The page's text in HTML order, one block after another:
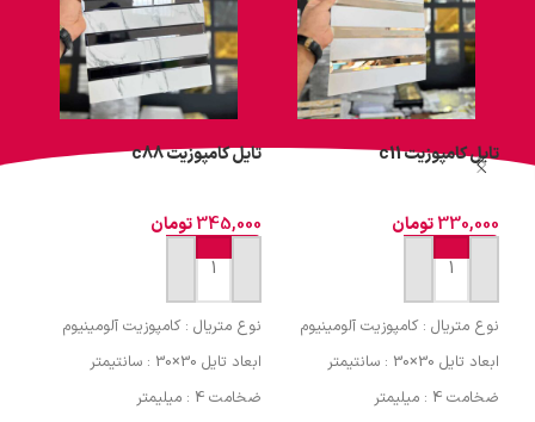
تایل کامپوزیت c11
330,000تومان
افزودن به سبد خرید
نوع متریال : کامپوزیت آلومینیوم
ابعاد تایل 30×30 : سانتیمتر
ضخامت 4 : میلیمتر
تایل کامپوزیت c88
345,000تومان
افزودن به سبد خرید
نوع متریال : کامپوزیت آلومینیوم
ابعاد تایل 30×30 : سانتیمتر
ضخامت 4 : میلیمتر